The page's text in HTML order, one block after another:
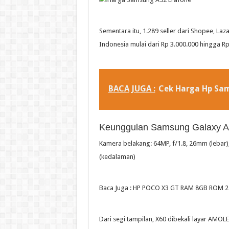
Sementara itu, 1.289 seller dari Shopee,
Indonesia mulai dari Rp 3.000.000 hingga
BACA JUGA : Cek Harga Hp
Keunggulan Samsung Galaxy
Kamera belakang: 64MP, f/1.8, 26mm
(kedalaman)
Baca Juga : HP POCO X3 GT RAM 8GB
Dari segi tampilan, X60 dibekali layar